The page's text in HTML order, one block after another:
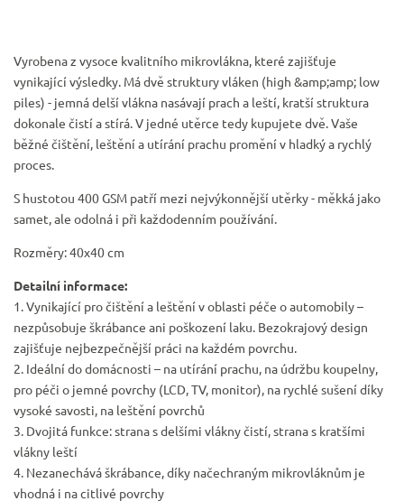
Vyrobena z vysoce kvalitního mikrovlákna, které zajišťuje
vynikající výsledky. Má dvě struktury vláken (high &amp;amp; low
piles) - jemná delší vlákna nasávají prach a leští, kratší struktura
dokonale čistí a stírá. V jedné utěrce tedy kupujete dvě. Vaše
běžné čištění, leštění a utírání prachu promění v hladký a rychlý
proces.
S hustotou 400 GSM patří mezi nejvýkonnější utěrky - měkká jako
samet, ale odolná i při každodenním používání.
Rozměry: 40x40 cm
Detailní informace:
1. Vynikající pro čištění a leštění v oblasti péče o automobily –
nezpůsobuje škrábance ani poškození laku. Bezokrajový design
zajišťuje nejbezpečnější práci na každém povrchu.
2. Ideální do domácnosti – na utírání prachu, na údržbu koupelny,
pro péči o jemné povrchy (LCD, TV, monitor), na rychlé sušení díky
vysoké savosti, na leštění povrchů
3. Dvojitá funkce: strana s delšími vlákny čistí, strana s kratšími
vlákny leští
4. Nezanechává škrábance, díky načechraným mikrovláknům je
vhodná i na citlivé povrchy